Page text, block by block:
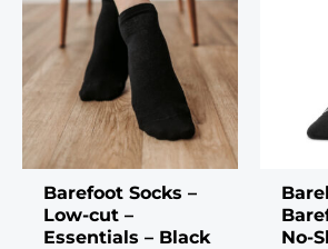
Barefoot Socks –
Low-cut –
Essentials – Black
No-